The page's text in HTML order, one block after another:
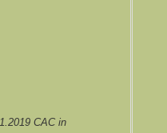
CAC in